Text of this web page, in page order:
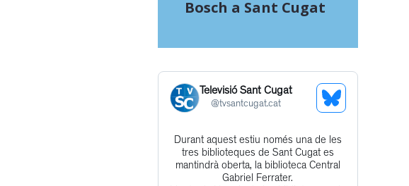
Bosch a Sant Cugat
Televisió Sant Cugat
@tvsantcugat.cat
See
Profile
Get
to
this
Durant aquest estiu només una de les
tres biblioteques de Sant Cugat es
mantindrà oberta, la biblioteca Central
Gabriel Ferrater.